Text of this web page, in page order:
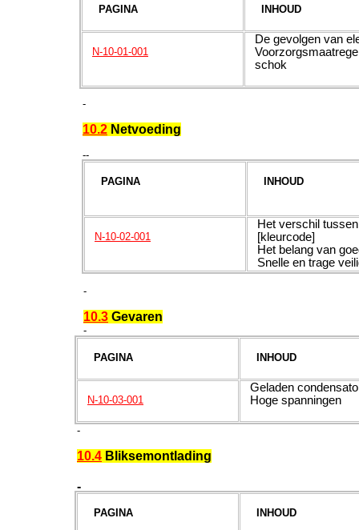
PAGINA
INHOUD
N-10-01-001
De gevolgen van
schok
-
10.2 Netvoeding
--
PAGINA INHOUD
N-10-02-001
Het verschil
[kleurcode]
Het belang van
Snelle en trage
-
10.3 Gevaren
-
PAGINA INHOUD
N-10-03-001
Geladen
Hoge spanningen
-
10.4 Bliksemontlading
-
PAGINA INHOUD